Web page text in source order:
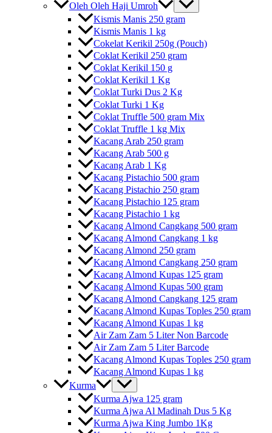
Oleh Oleh Haji Umroh
Kismis Manis 250 gram
Kismis Manis 1 kg
Cokelat Kerikil 250g (Pouch)
Coklat Kerikil 250 gram
Coklat Kerikil 150 g
Coklat Kerikil 1 Kg
Coklat Turki Dus 2 Kg
Coklat Turki 1 Kg
Coklat Truffle 500 gram Mix
Coklat Truffle 1 kg Mix
Kacang Arab 250 gram
Kacang Arab 500 g
Kacang Arab 1 Kg
Kacang Pistachio 500 gram
Kacang Pistachio 250 gram
Kacang Pistachio 125 gram
Kacang Pistachio 1 kg
Kacang Almond Cangkang 500 gram
Kacang Almond Cangkang 1 kg
Kacang Almond 250 gram
Kacang Almond Cangkang 250 gram
Kacang Almond Kupas 125 gram
Kacang Almond Kupas 500 gram
Kacang Almond Cangkang 125 gram
Kacang Almond Kupas Toples 250 gram
Kacang Almond Kupas 1 kg
Air Zam Zam 5 Liter Non Barcode
Air Zam Zam 5 Liter Barcode
Kacang Almond Kupas Toples 250 gram
Kacang Almond Kupas 1 kg
Kurma
Kurma Ajwa 125 gram
Kurma Ajwa Al Madinah Dus 5 Kg
Kurma Ajwa King Jumbo 1Kg